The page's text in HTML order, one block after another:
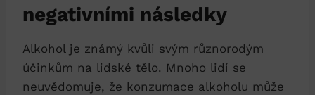
negativními následky
Alkohol je známý kvůli svým různorodým
účinkům na lidské tělo. Mnoho lidí se
neuvědomuje, že konzumace alkoholu může